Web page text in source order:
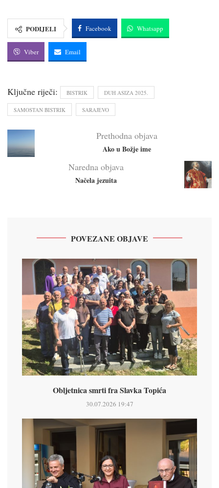
PODIJELI Facebook Whatsapp
Viber Email
Ključne riječi: BISTRIK DUH ASIZA 2025.
SAMOSTAN BISTRIK SARAJEVO
Prethodna objava
Ako u Božje ime
Naredna objava
Načela jezuita
POVEZANE OBJAVE
Obljetnica smrti fra Slavka Topića
30.07.2026 19:47